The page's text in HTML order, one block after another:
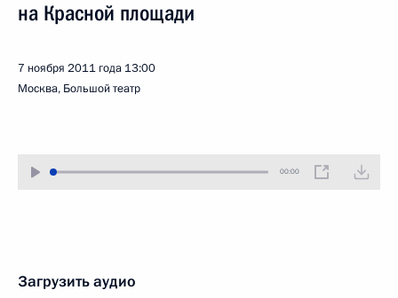
на Красной площади
7 ноября 2011 года 13:00
Москва, Большой театр
00:00
Загрузить аудио